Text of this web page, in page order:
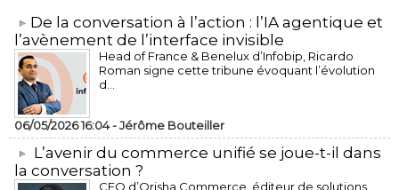
​De la conversation à l’action : l’IA agentique et
l’avènement de l’interface invisible
Head of France & Benelux d’Infobip, Ricardo
Roman signe cette tribune évoquant l’évolution
d...
06/05/2026 16:04 -Jérôme Bouteiller
L’avenir du commerce unifié se joue-t-il dans
la conversation ?
CEO d’Orisha Commerce, éditeur de solutions